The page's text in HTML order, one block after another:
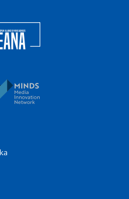
of the Balkan News Agencies